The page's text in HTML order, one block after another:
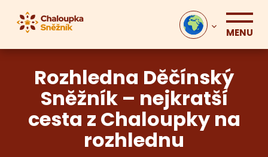
MENU
Rozhledna Děčínský
Sněžník – nejkratší
cesta z Chaloupky na
rozhlednu